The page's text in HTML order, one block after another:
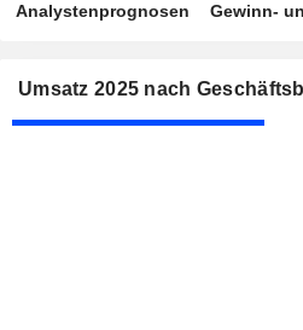
Analystenprognosen Gewinn-
Umsatz 2025 nach